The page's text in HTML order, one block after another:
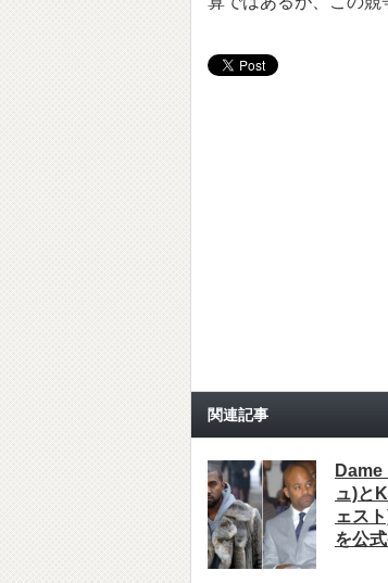
関連記事
ュ)と
ェス
を公